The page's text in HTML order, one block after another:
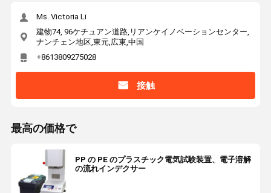
Ms. Victoria Li
建物74, 96ケチュアン道路,リアンケイノベーションセンター,
ナンチェン地区,東元,広東,中国
+8613809275028
接触
最高の価格で
PP の PE のプラスチック電気試験装置、電子溶解
の流れインデクサー